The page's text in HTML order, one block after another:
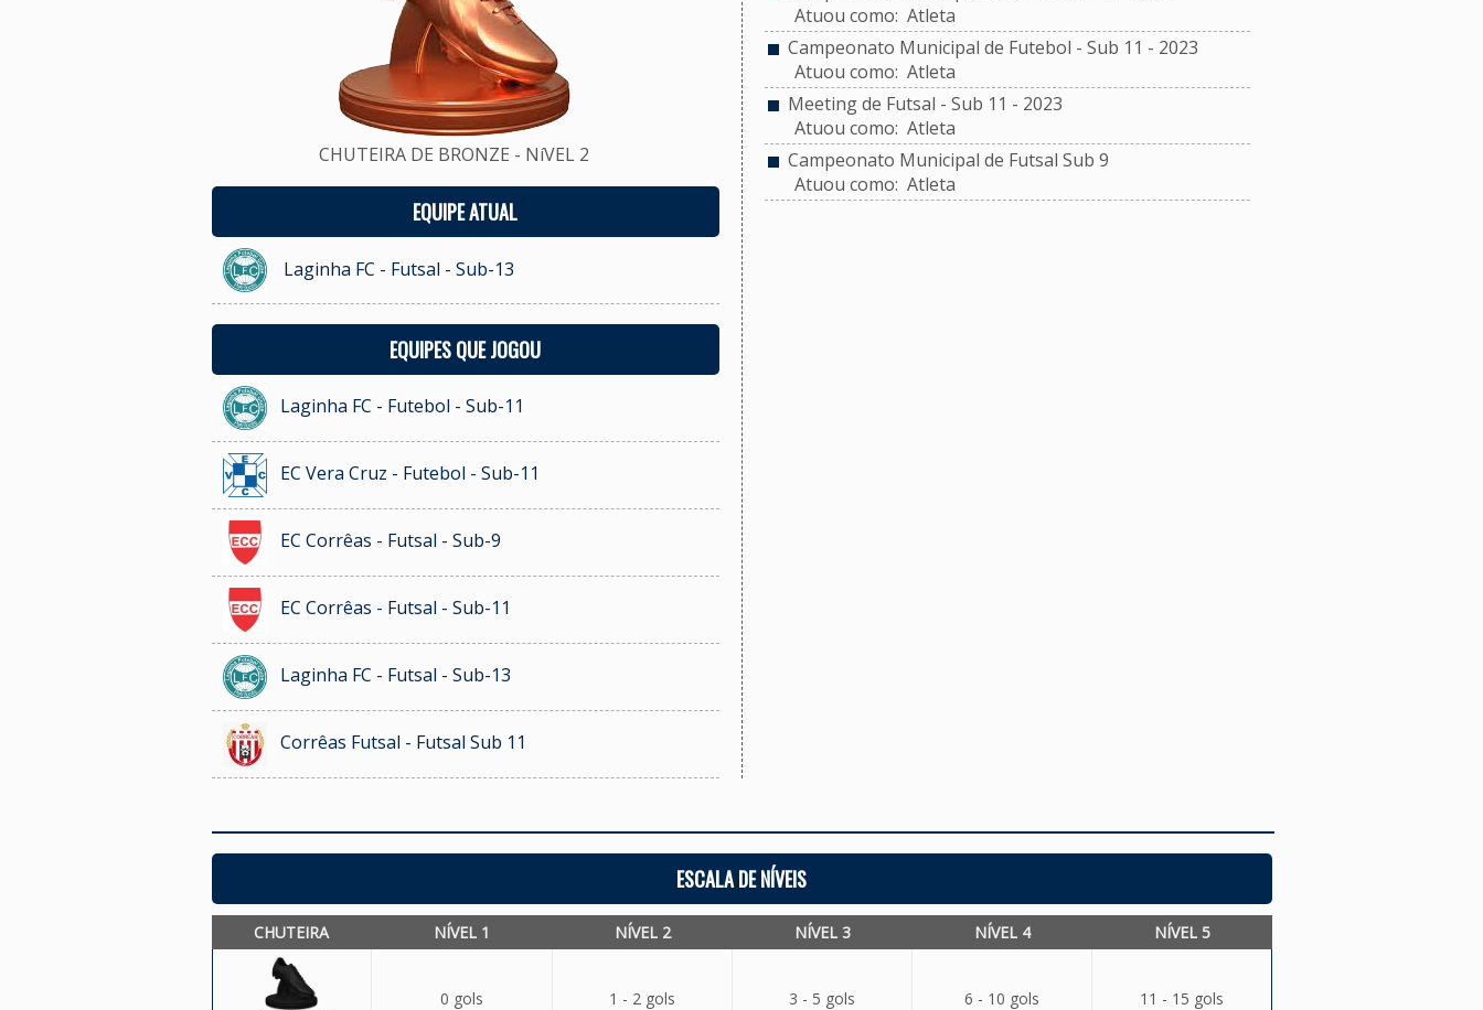
CHUTEIRA DE BRONZE - NíVEL 2
EQUIPE ATUAL
Laginha FC - Futsal - Sub-13
EQUIPES QUE JOGOU
Laginha FC - Futebol - Sub-11
EC Vera Cruz - Futebol - Sub-11
EC Corrêas - Futsal - Sub-9
EC Corrêas - Futsal - Sub-11
Laginha FC - Futsal - Sub-13
Corrêas Futsal - Futsal Sub 11
Atuou como: Atleta
Campeonato Municipal de Futebol - Sub 11 - 2023
Atuou como: Atleta
Meeting de Futsal - Sub 11 - 2023
Atuou como: Atleta
Campeonato Municipal de Futsal Sub 9
Atuou como: Atleta
ESCALA DE NÍVEIS
CHUTEIRA NÍVEL 1 NÍVEL 2 NÍVEL 3 NÍVEL 4 NÍVEL 5
0 gols 1 - 2 gols 3 - 5 gols 6 - 10 gols 11 - 15 gols